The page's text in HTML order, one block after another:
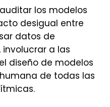
los modelos
desigual entre
datos de
a las
diseño de modelos
de todas las